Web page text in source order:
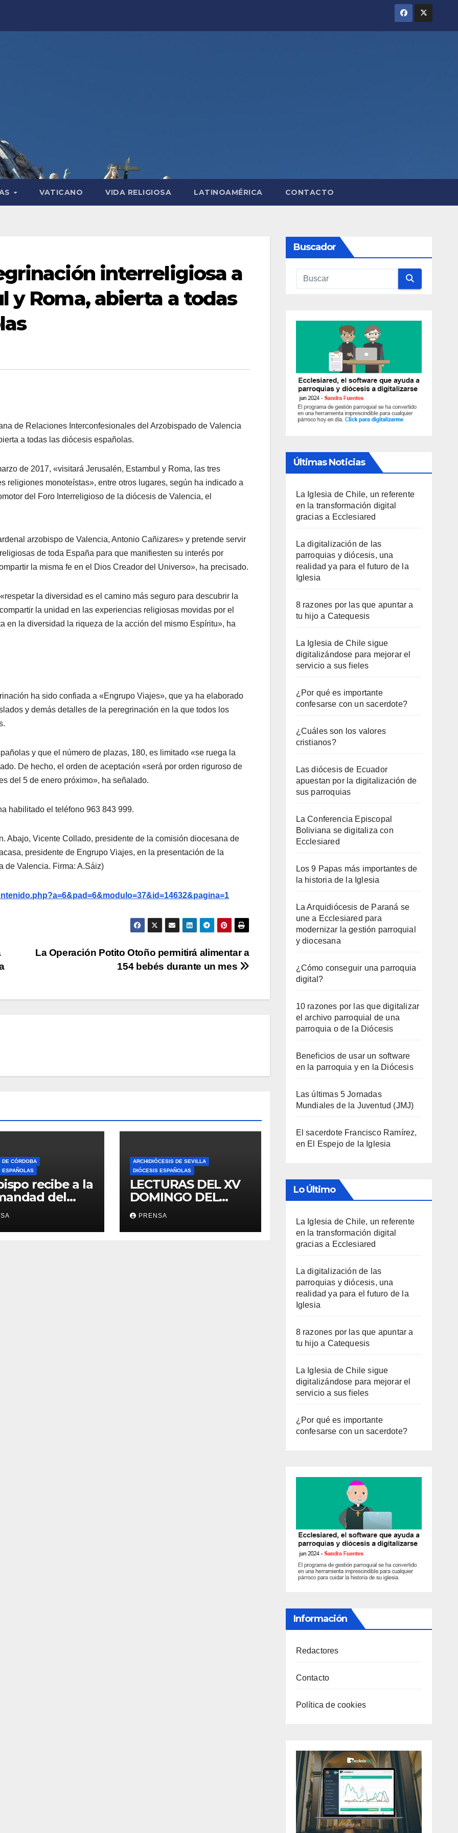
VATICANO VIDA RELIGIOSA LATINOAMÉRICA CONTACTO
interreligiosa a
y Roma, abierta a todas
de Relaciones Interconfesionales del Arzobispado de Valencia
a todas las diócesis españolas.
de 2017, «visitará Jerusalén, Estambul y Roma, las tres
religiones monoteístas», entre otros lugares, según ha indicado a
del Foro Interreligioso de la diócesis de Valencia, el
arzobispo de Valencia, Antonio Cañizares» y pretende servir
de toda España para que manifiesten su interés por
la misma fe en el Dios Creador del Universo», ha precisado.
la diversidad es el camino más seguro para descubrir la
la unidad en las experiencias religiosas movidas por el
en la diversidad la riqueza de la acción del mismo Espíritu», ha
ha sido confiada a «Engrupo Viajes», que ya ha elaborado
y demás detalles de la peregrinación en la que todos los
y que el número de plazas, 180, es limitado «se ruega la
De hecho, el orden de aceptación «será por orden riguroso de
del 5 de enero próximo», ha señalado.
habilitado el teléfono 963 843 999.
Abajo, Vicente Collado, presidente de la comisión diocesana de
presidente de Engrupo Viajes, en la presentación de la
de Valencia. Firma: A.Sáiz)
La Operación Potito Otoño permitirá alimentar a
154 bebés durante un mes
DE CÓRDOBA
ESPAÑOLAS
recibe a la
del
ARCHIDIÓCESIS DE SEVILLA
DIÓCESIS ESPAÑOLAS
LECTURAS DEL XV
DOMINGO DEL
TIEMPO
ORDINARIO (A)
PRENSA
Buscador
Últimas Noticias
La Iglesia de Chile, un referente
en la transformación digital
gracias a Ecclesiared
La digitalización de las
parroquias y diócesis, una
realidad ya para el futuro de la
Iglesia
8 razones por las que apuntar a
tu hijo a Catequesis
La Iglesia de Chile sigue
digitalizándose para mejorar el
servicio a sus fieles
¿Por qué es importante
confesarse con un sacerdote?
¿Cuáles son los valores
cristianos?
Las diócesis de Ecuador
apuestan por la digitalización de
sus parroquias
La Conferencia Episcopal
Boliviana se digitaliza con
Ecclesiared
Los 9 Papas más importantes de
la historia de la Iglesia
La Arquidiócesis de Paraná se
une a Ecclesiared para
modernizar la gestión parroquial
y diocesana
¿Cómo conseguir una parroquia
digital?
10 razones por las que digitalizar
el archivo parroquial de una
parroquia o de la Diócesis
Beneficios de usar un software
en la parroquia y en la Diócesis
Las últimas 5 Jornadas
Mundiales de la Juventud (JMJ)
El sacerdote Francisco Ramírez,
en El Espejo de la Iglesia
Lo Último
La Iglesia de Chile, un referente
en la transformación digital
gracias a Ecclesiared
La digitalización de las
parroquias y diócesis, una
realidad ya para el futuro de la
Iglesia
8 razones por las que apuntar a
tu hijo a Catequesis
La Iglesia de Chile sigue
digitalizándose para mejorar el
servicio a sus fieles
¿Por qué es importante
confesarse con un sacerdote?
Información
Redactores
Contacto
Política de cookies